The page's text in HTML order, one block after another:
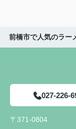
前橋市で人気のラー
027-226-
〒371-0804